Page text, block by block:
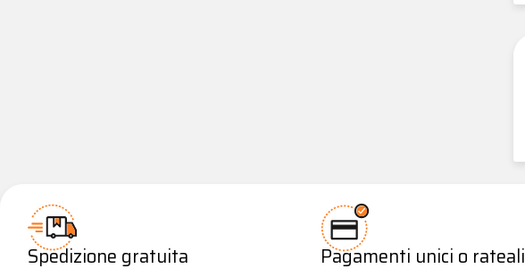
Spedizione gratuita Pagamenti unici o rateali